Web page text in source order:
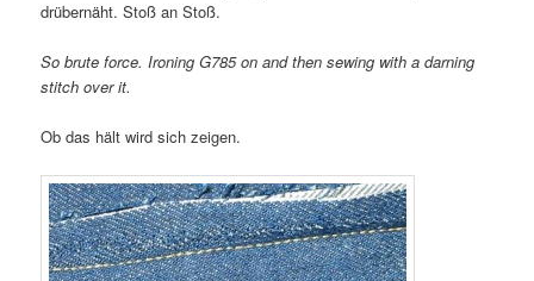
drübernäht. Stoß an Stoß.
So brute force. Ironing G785 on and then sewing with a darning
stitch over it.
Ob das hält wird sich zeigen.